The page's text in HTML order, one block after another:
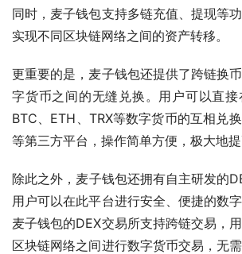
同时，麦子钱包支持多链充值、提现等
实现不同区块链网络之间的资产转移。
更重要的是，麦子钱包还提供了跨链换
字货币之间的无缝兑换。用户可以直
BTC、ETH、TRX等数字货币的互相兑
等第三方平台，操作简单方便，极大地提
除此之外，麦子钱包还拥有自主研发的
用户可以在此平台进行安全、便捷的数
麦子钱包的DEX交易所支持跨链交易，
区块链网络之间进行数字货币交易，无